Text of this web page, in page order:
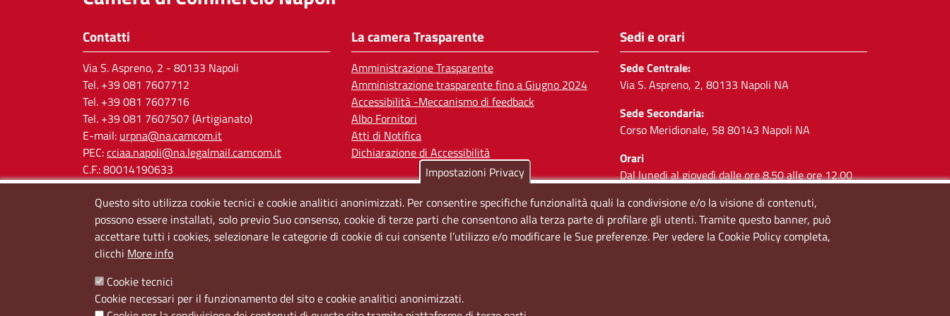
Contatti
Via S. Aspreno, 2 - 80133 Napoli
Tel. +39 081 7607712
Tel. +39 081 7607716
Tel. +39 081 7607507 (Artigianato)
E-mail: urpna@na.camcom.it
PEC:cciaa.napoli@na.legalmail.camcom.it
C.F.: 80014190633
P.IVA: 03121650638
Cod. IPA: cciaa_na
La camera Trasparente
Amministrazione Trasparente
Amministrazione trasparente fino a Giugno 2024
Accessibilità -Meccanismo di feedback
Albo Fornitori
Atti di Notifica
Dichiarazione di Accessibilità
Sedi e orari
Sede Centrale:
Via S. Aspreno, 2, 80133 Napoli NA
Sede Secondaria:
Corso Meridionale, 58 80143 Napoli NA
Orari
Dal lunedi al giovedì dalle ore 8.50 alle ore 12.00
Social
Impostazioni Privacy
Questo sito utilizza cookie tecnici e cookie analitici anonimizzati. Per consentire specifiche funzionalità quali la condivisione e/o la visione di contenuti,
possono essere installati, solo previo Suo consenso, cookie di terze parti che consentono alla terza parte di profilare gli utenti. Tramite questo banner, può
accettare tutti i cookies, selezionare le categorie di cookie di cui consente l’utilizzo e/o modificare le Sue preferenze. Per vedere la Cookie Policy completa,
clicchi More info
Cookie tecnici
Cookie necessari per il funzionamento del sito e cookie analitici anonimizzati.